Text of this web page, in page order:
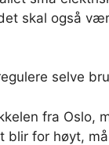
skal også
selve
fra Oslo,
blir for høyt,